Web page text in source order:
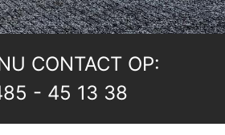
CONTACT OP:
- 45 13 38